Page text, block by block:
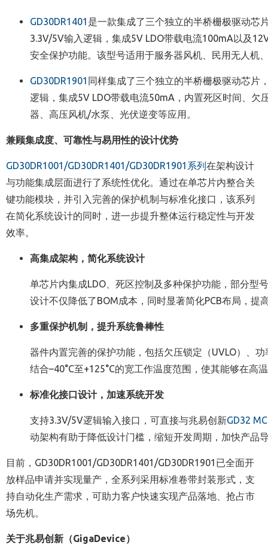
GD30DR1401 是一款集成了三个独立的半桥栅极驱动芯
3.3V/5V输入逻辑，集成5V LDO带载电流100mA以及
安全保护功能。该型号适用于服务器风机、民用无人机
GD30DR1901 同样集成了三个独立的半桥栅极驱动芯片
逻辑，集成5V LDO带载电流50mA，内置死区时间、
器、高压风机/水泵、光伏逆变等应用。
兼顾集成度、可靠性与易用性的设计优势
GD30DR1001/GD30DR1401/GD30DR1901系列在架构设计
与功能集成层面进行了系统性优化。通过在单芯片内整合关
键功能模块，并引入完善的保护机制与标准化接口，该系列
在简化系统设计的同时，进一步提升整体运行稳定性与开发
效率。
高集成架构，简化系统设计
单芯片内集成LDO、死区控制及多种保护功能，部分型
设计不仅降低了BOM成本，同时显著简化PCB布局，提
多重保护机制，提升系统鲁棒性
器件内置完善的保护功能，包括欠压锁定（UVLO）、
结合–40°C至+125°C的宽工作温度范围，使其能够在
标准化接口设计，加速系统开发
支持3.3V/5V逻辑输入接口，可直接与兆易创新GD32
动架构有助于降低设计门槛，缩短开发周期，加快产品
目前，GD30DR1001/GD30DR1401/GD30DR1901已全面开
放样品申请并实现量产，全系列采用标准卷带封装形式，支
持自动化生产需求，可助力客户快速实现产品落地、抢占市
场先机。
关于兆易创新（GigaDevice）